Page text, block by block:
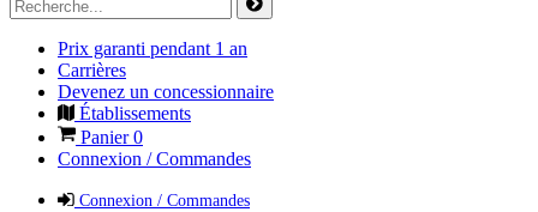
Prix garanti pendant 1 an
Carrières
Devenez un concessionnaire
Établissements
Panier0
Connexion / Commandes
Connexion / Commandes